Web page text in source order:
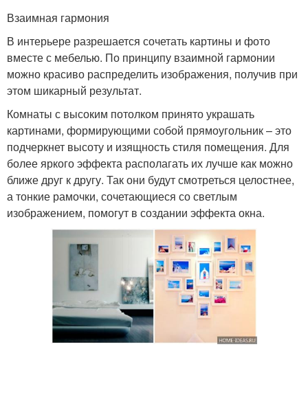
Взаимная гармония
В интерьере разрешается сочетать картины и фото
вместе с мебелью. По принципу взаимной гармонии
можно красиво распределить изображения, получив при
этом шикарный результат.
Комнаты с высоким потолком принято украшать
картинами, формирующими собой прямоугольник – это
подчеркнет высоту и изящность стиля помещения. Для
более яркого эффекта располагать их лучше как можно
ближе друг к другу. Так они будут смотреться целостнее,
а тонкие рамочки, сочетающиеся со светлым
изображением, помогут в создании эффекта окна.